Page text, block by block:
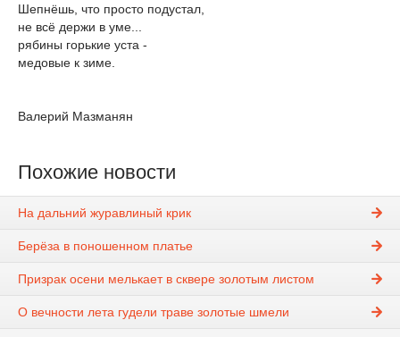
Шепнёшь, что просто подустал,
не всё держи в уме...
рябины горькие уста -
медовые к зиме.
Валерий Мазманян
Похожие новости
На дальний журавлиный крик
Берёза в поношенном платье
Призрак осени мелькает в сквере золотым листом
О вечности лета гудели траве золотые шмели